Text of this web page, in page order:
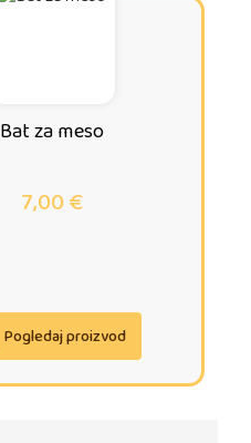
Bat za meso
7,00€
Pogledaj proizvod